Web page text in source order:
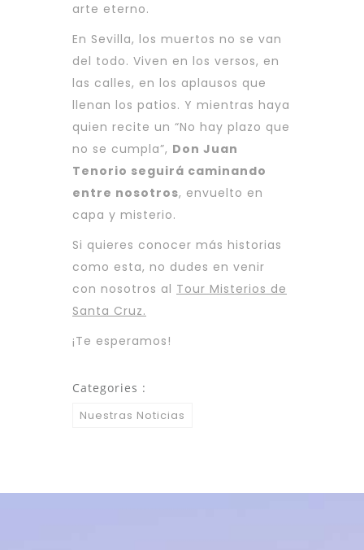
arte eterno.
En Sevilla, los muertos no se van
del todo. Viven en los versos, en
las calles, en los aplausos que
llenan los patios. Y mientras haya
quien recite un “No hay plazo que
no se cumpla”, Don Juan
Tenorio seguirá caminando
entre nosotros, envuelto en
capa y misterio.
Si quieres conocer más historias
como esta, no dudes en venir
con nosotros al Tour Misterios de
Santa Cruz.
¡Te esperamos!
Categories :
Nuestras Noticias